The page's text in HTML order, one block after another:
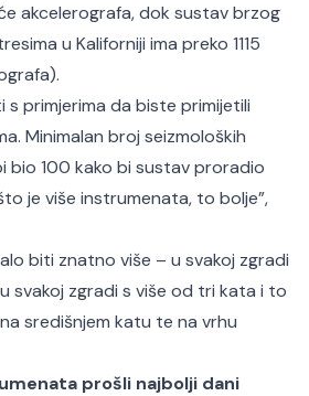
akcelerografa, dok sustav brzog
u Kaliforniji ima preko 1115
s primjerima da biste primijetili
Minimalan broj seizmoloških
bio 100 kako bi sustav proradio
je više instrumenata, to bolje”,
biti znatno više – u svakoj zgradi
svakoj zgradi s više od tri kata i to
središnjem katu te na vrhu
prošli najbolji dani